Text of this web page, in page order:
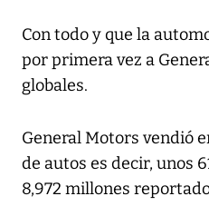
Con todo y que la
por primera vez a
globales.
General Motors vendió
de autos es decir, unos
8,972 millones